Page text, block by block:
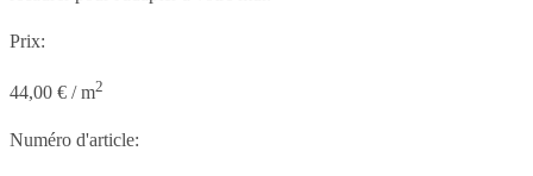
Prix:
44,00 € / m2
Numéro d'article: